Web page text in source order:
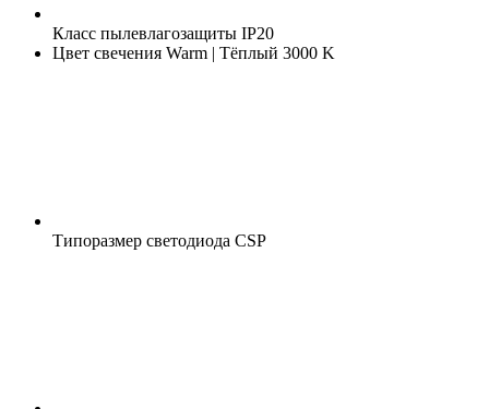
Класс пылевлагозащиты IP20
Цвет свечения Warm | Тёплый 3000 K
Типоразмер светодиода CSP